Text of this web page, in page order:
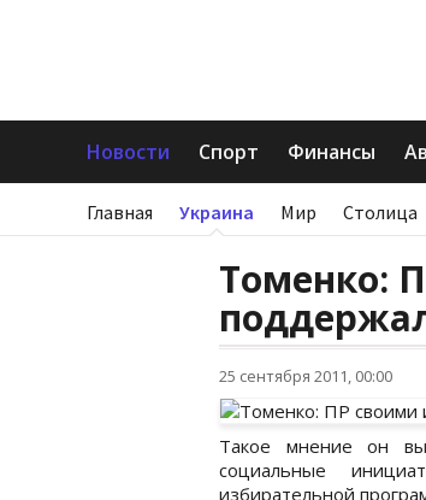
Новости Спорт Финансы
Главная Украина Мир Столица
Томенко:
25 сентября 2011, 00:00
Такое мнение он
социальные
избирательной